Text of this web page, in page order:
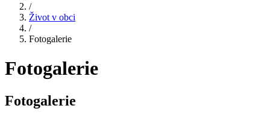
/
Život v obci
/
Fotogalerie
Fotogalerie
Fotogalerie